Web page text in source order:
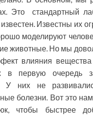
Это стандартный
Известны их
моделируют
животные. Но мы
влияния
в первую очередь
У них не
болезни. Вот это
чтобы быстрее